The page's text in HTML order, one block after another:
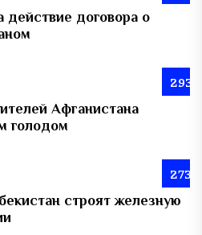
действие договора о
293
Афганистана
голодом
273
строят железную